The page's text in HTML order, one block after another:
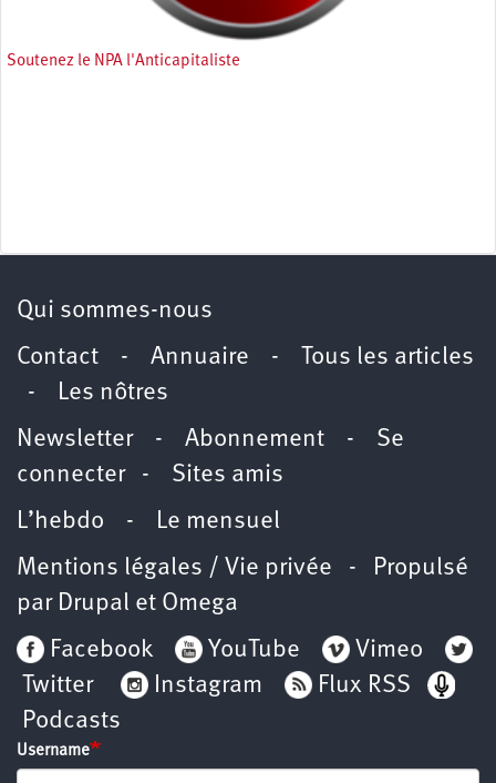
Soutenez le NPA l'Anticapitaliste
Qui sommes-nous
Contact - Annuaire - Tous les articles
-
Les nôtres
Newsletter- Abonnement - Se
connecter- Sites amis
L’hebdo -
Le mensuel
Mentions légales / Vie privée - Propulsé
par Drupal et Omega
Facebook
YouTube
Vimeo
Twitter
Instagram
Flux RSS
Podcasts
Username